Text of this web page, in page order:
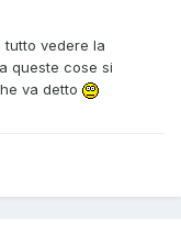
tutto vedere la
queste cose si
va detto